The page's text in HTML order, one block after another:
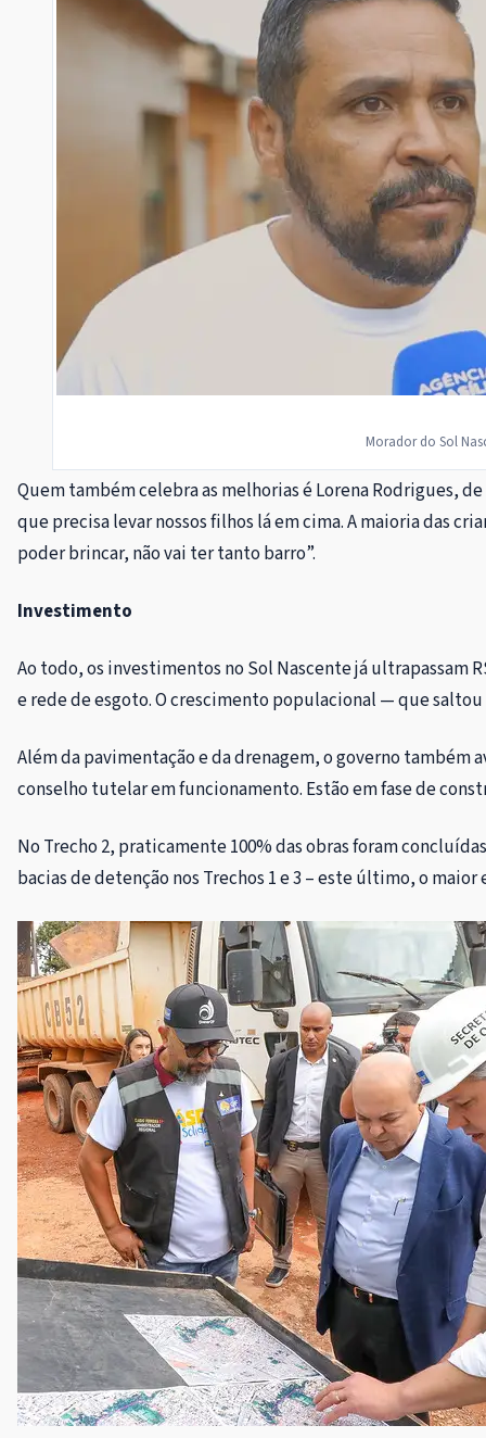
Morador do Sol
Quem também celebra as melhorias é Lorena Rodrigues,
que precisa levar nossos filhos lá em cima. A maioria das
poder brincar, não vai ter tanto barro”.
Investimento
Ao todo, os investimentos no Sol Nascente já ultrapassam
e rede de esgoto. O crescimento populacional — que
Além da pavimentação e da drenagem, o governo
conselho tutelar em funcionamento. Estão em fase de
No Trecho 2, praticamente 100% das obras foram
bacias de detenção nos Trechos 1 e 3 – este último, o